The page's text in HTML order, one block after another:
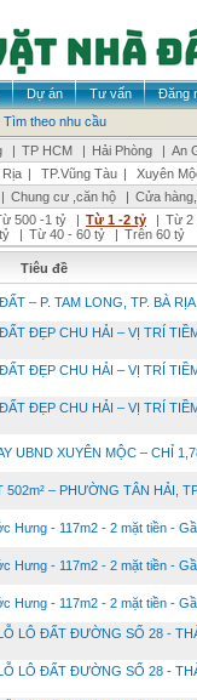
Dự án Tư vấn Đăng
Tìm theo nhu cầu
| TP HCM | Hải Phòng | An
Rịa | TP.Vũng Tàu | Xuyên
| Chung cư ,căn hộ | Cửa
500 -1 tỷ | Từ 1 -2 tỷ | Từ 2
| Từ 40 - 60 tỷ | Trên 60 tỷ
Tiêu đề
– P. TAM LONG, TP. BÀ RỊA
ĐẸP CHU HẢI – VỊ TRÍ
ĐẸP CHU HẢI – VỊ TRÍ
ĐẸP CHU HẢI – VỊ TRÍ
UBND XUYÊN MỘC – CHỈ
– PHƯỜNG TÂN HẢI,
Hưng - 117m2 - 2 mặt tiền -
Hưng - 117m2 - 2 mặt tiền -
Hưng - 117m2 - 2 mặt tiền -
LÔ ĐẤT ĐƯỜNG SỐ 28 -
LÔ ĐẤT ĐƯỜNG SỐ 28 -